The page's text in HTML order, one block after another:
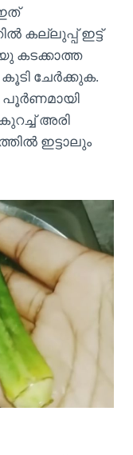
കല്ലുപ്പ് ഇട്ട്
കടക്കാത്ത
ചേർക്കുക.
പൂർണമായി
കുറച്ച് അരി
ഇട്ടാലും